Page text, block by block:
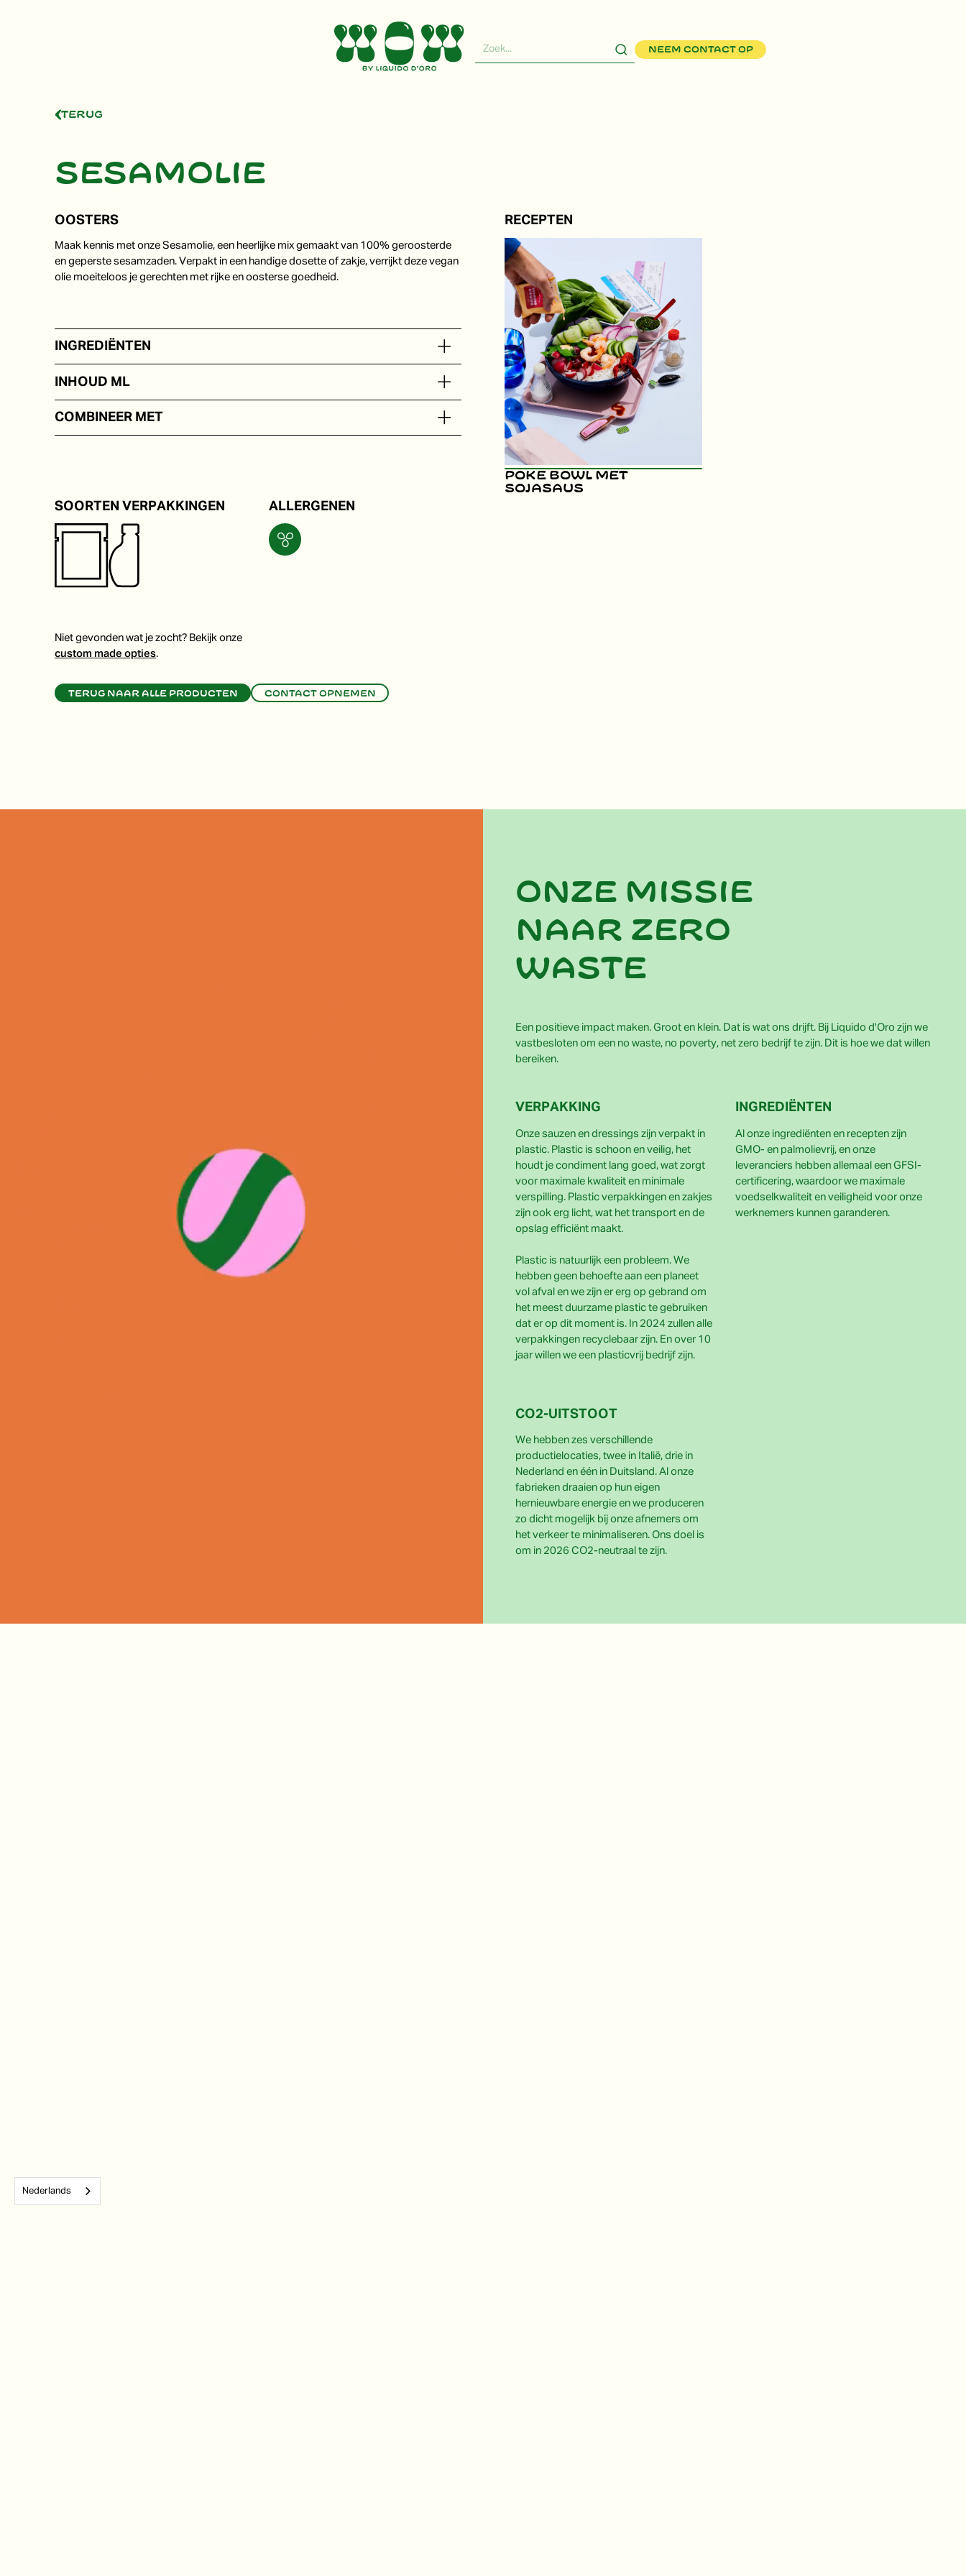
Neem contact op
Terug
Sesamolie
OOSTERS
Maak kennis met onze Sesamolie, een heerlijke mix gemaakt van 100% geroosterde
en geperste sesamzaden. Verpakt in een handige dosette of zakje, verrijkt deze vegan
olie moeiteloos je gerechten met rijke en oosterse goedheid.
INGREDIËNTEN
INHOUD ML
COMBINEER MET
SOORTEN VERPAKKINGEN ALLERGENEN
Niet gevonden wat je zocht? Bekijk onze
custom made opties.
Terug naar alle producten Contact opnemen
RECEPTEN
Poke bowl met
sojasaus
Onze missie
naar zero
waste
Een positieve impact maken. Groot en klein. Dat is wat ons drijft. Bij Liquido d'Oro zijn we
vastbesloten om een no waste, no poverty, net zero bedrijf te zijn. Dit is hoe we dat willen
bereiken.
VERPAKKING
Onze sauzen en dressings zijn verpakt in
plastic. Plastic is schoon en veilig, het
houdt je condiment lang goed, wat zorgt
voor maximale kwaliteit en minimale
verspilling. Plastic verpakkingen en zakjes
zijn ook erg licht, wat het transport en de
opslag efficiënt maakt.
Plastic is natuurlijk een probleem. We
hebben geen behoefte aan een planeet
vol afval en we zijn er erg op gebrand om
het meest duurzame plastic te gebruiken
dat er op dit moment is. In 2024 zullen alle
verpakkingen recyclebaar zijn. En over 10
jaar willen we een plasticvrij bedrijf zijn.
INGREDIËNTEN
Al onze ingrediënten en recepten zijn
GMO- en palmolievrij, en onze
leveranciers hebben allemaal een GFSI-
certificering, waardoor we maximale
voedselkwaliteit en veiligheid voor onze
werknemers kunnen garanderen.
CO2-UITSTOOT
We hebben zes verschillende
productielocaties, twee in Italië, drie in
Nederland en één in Duitsland. Al onze
fabrieken draaien op hun eigen
hernieuwbare energie en we produceren
zo dicht mogelijk bij onze afnemers om
het verkeer te minimaliseren. Ons doel is
om in 2026 CO2-neutraal te zijn.
Nederlands